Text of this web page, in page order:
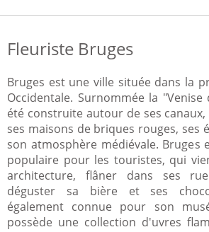
Fleuriste Bruges
Bruges est une ville située dans la
Occidentale. Surnommée la
été construite autour de ses
ses maisons de briques rouges, ses
son atmosphère médiévale. Bruges
populaire pour les touristes, qui
architecture, flâner dans ses
déguster sa bière et ses
également connue pour son
possède une collection d'uvres